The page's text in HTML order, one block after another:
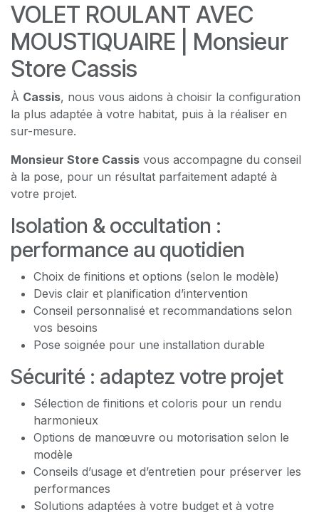
VOLET ROULANT AVEC
MOUSTIQUAIRE | Monsieur
Store Cassis
À Cassis, nous vous aidons à choisir la configuration
la plus adaptée à votre habitat, puis à la réaliser en
sur-mesure.
Monsieur Store Cassis vous accompagne du conseil
à la pose, pour un résultat parfaitement adapté à
votre projet.
Isolation & occultation :
performance au quotidien
Choix de finitions et options (selon le modèle)
Devis clair et planification d’intervention
Conseil personnalisé et recommandations selon
vos besoins
Pose soignée pour une installation durable
Sécurité : adaptez votre projet
Sélection de finitions et coloris pour un rendu
harmonieux
Options de manœuvre ou motorisation selon le
modèle
Conseils d’usage et d’entretien pour préserver les
performances
Solutions adaptées à votre budget et à votre